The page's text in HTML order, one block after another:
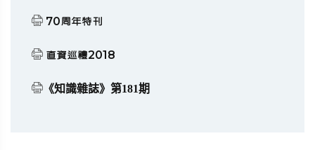
70周年特刊
直資巡禮2018
《知識雜誌》第181期